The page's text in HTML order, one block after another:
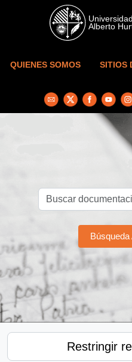
Skip to main content
QUIENES SOMOS SITIOS
Restringir